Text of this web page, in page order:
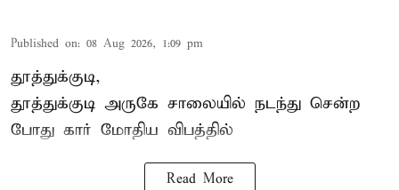
Published on: 08 Aug 2026, 1:09 pm
தூத்துக்குடி,
தூத்துக்குடி அருகே சாலையில் நடந்து சென்ற
போது கார் மோதிய விபத்தில்
Read More